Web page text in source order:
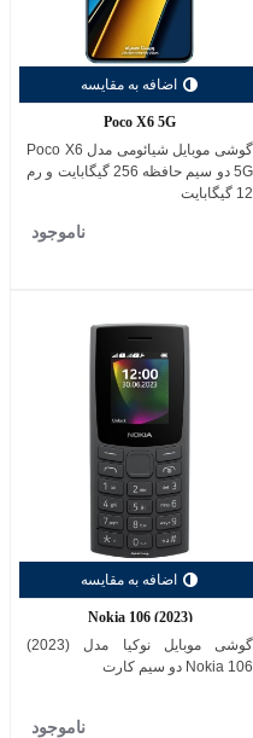
اضافه به مقایسه
Poco X6 5G
گوشی موبایل شیائومی مدل Poco X6
5G دو سیم حافظه 256 گیگابایت و رم
12 گیگابایت
ناموجود
اضافه به مقایسه
Nokia 106 (2023)
گوشی موبایل نوکیا مدل (2023)
Nokia 106 دو سیم کارت
ناموجود